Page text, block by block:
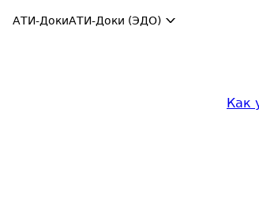
АТИ-ДокиАТИ-Доки (ЭДО)
Как